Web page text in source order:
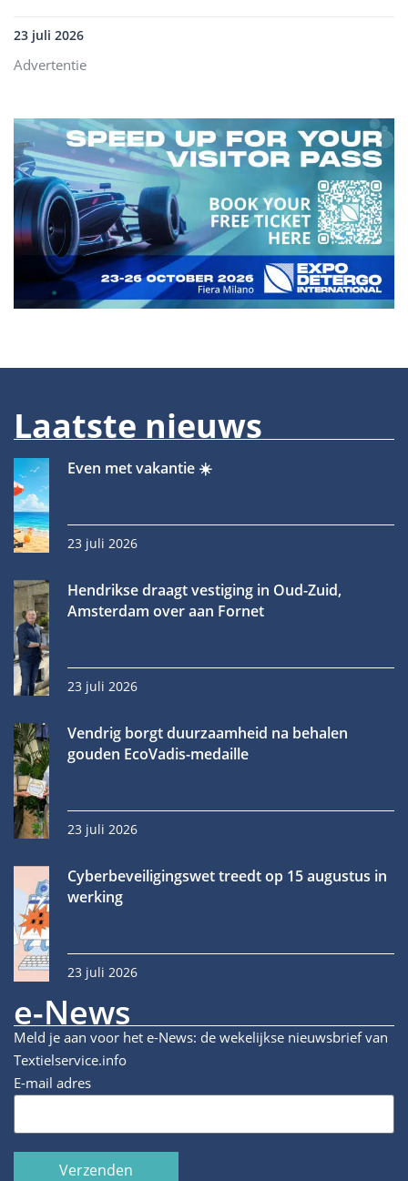
23 juli 2026
Advertentie
Laatste nieuws
Even met vakantie ☀️
23 juli 2026
Hendrikse draagt vestiging in Oud-Zuid,
Amsterdam over aan Fornet
23 juli 2026
Vendrig borgt duurzaamheid na behalen
gouden EcoVadis-medaille
23 juli 2026
Cyberbeveiligingswet treedt op 15 augustus in
werking
23 juli 2026
e-News
Meld je aan voor het e-News: de wekelijkse nieuwsbrief van
Textielservice.info
E-mail adres
Verzenden